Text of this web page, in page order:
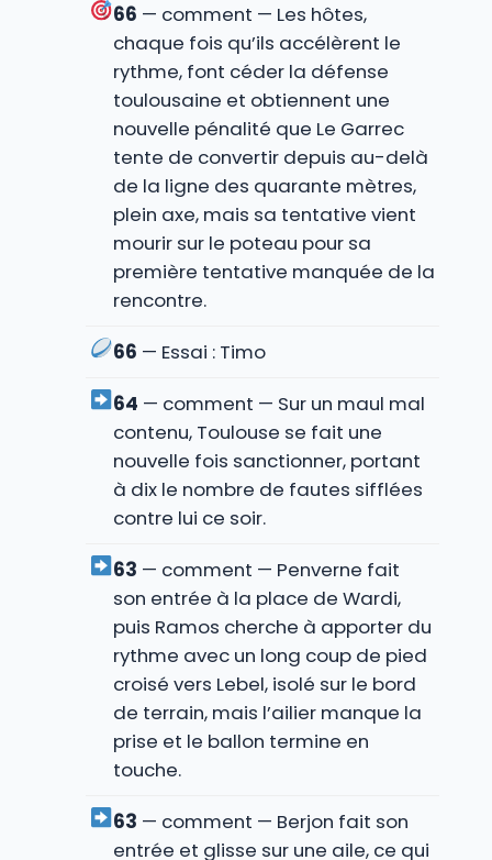
66 — comment — Les hôtes,
chaque fois qu’ils accélèrent le
rythme, font céder la défense
toulousaine et obtiennent une
nouvelle pénalité que Le Garrec
tente de convertir depuis au-delà
de la ligne des quarante mètres,
plein axe, mais sa tentative vient
mourir sur le poteau pour sa
première tentative manquée de la
rencontre.
66 — Essai : Timo
64 — comment — Sur un maul mal
contenu, Toulouse se fait une
nouvelle fois sanctionner, portant
à dix le nombre de fautes sifflées
contre lui ce soir.
63 — comment — Penverne fait
son entrée à la place de Wardi,
puis Ramos cherche à apporter du
rythme avec un long coup de pied
croisé vers Lebel, isolé sur le bord
de terrain, mais l’ailier manque la
prise et le ballon termine en
touche.
63 — comment — Berjon fait son
entrée et glisse sur une aile, ce qui